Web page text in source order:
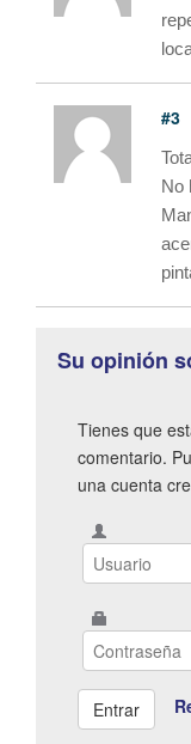
#3
No
Su opinión
Tienes que
comentario.
una cuenta